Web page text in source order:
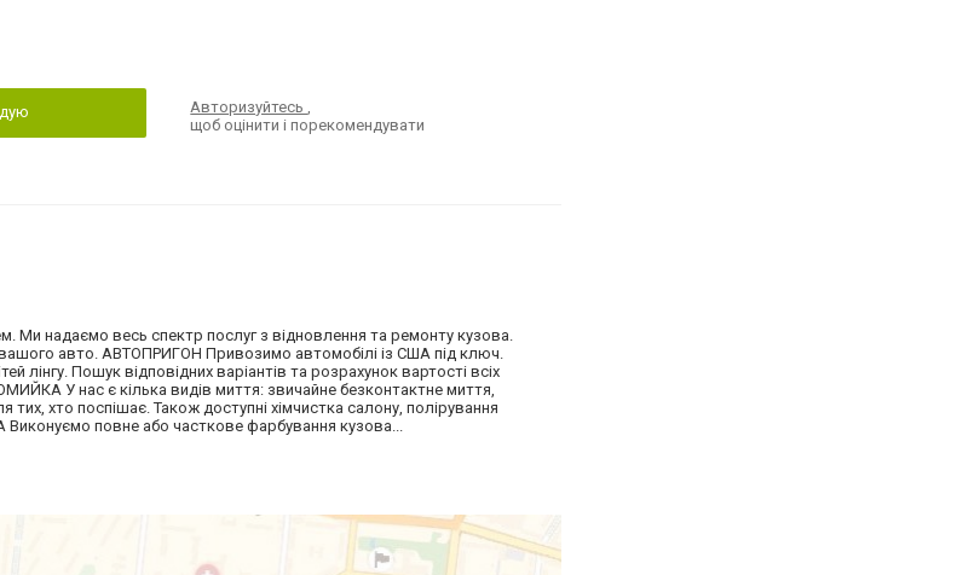
Авторизуйтесь,
щоб оцінити і порекомендувати
Ми надаємо весь спектр послуг з відновлення та ремонту кузова.
авто. АВТОПРИГОН Привозимо автомобілі із США під ключ.
лінгу. Пошук відповідних варіантів та розрахунок вартості всіх
У нас є кілька видів миття: звичайне безконтактне миття,
хто поспішає. Також доступні хімчистка салону, полірування
повне або часткове фарбування кузова...